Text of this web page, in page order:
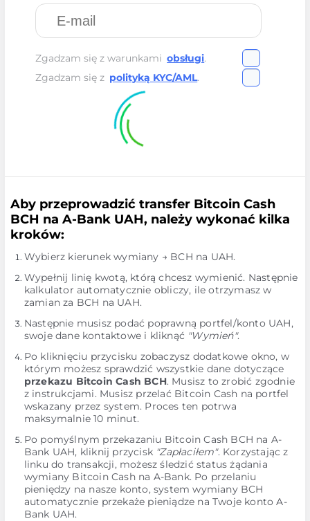
Zgadzam się z warunkami obsługi.
Zgadzam się z polityką KYC/AML.
Aby przeprowadzić transfer Bitcoin Cash
BCH na A-Bank UAH, należy wykonać kilka
kroków:
Wybierz kierunek wymiany → BCH na UAH.
Wypełnij linię kwotą, którą chcesz wymienić. Następnie
kalkulator automatycznie obliczy, ile otrzymasz w
zamian za BCH na UAH.
Następnie musisz podać poprawną portfel/konto UAH,
swoje dane kontaktowe i kliknąć "Wymień".
Po kliknięciu przycisku zobaczysz dodatkowe okno, w
którym możesz sprawdzić wszystkie dane dotyczące
przekazu Bitcoin Cash BCH. Musisz to zrobić zgodnie
z instrukcjami. Musisz przelać Bitcoin Cash na portfel
wskazany przez system. Proces ten potrwa
maksymalnie 10 minut.
Po pomyślnym przekazaniu Bitcoin Cash BCH na A-
Bank UAH, kliknij przycisk "Zapłaciłem". Korzystając z
linku do transakcji, możesz śledzić status żądania
wymiany Bitcoin Cash na A-Bank. Po przelaniu
pieniędzy na nasze konto, system wymiany BCH
automatycznie przekaże pieniądze na Twoje konto A-
Bank UAH.